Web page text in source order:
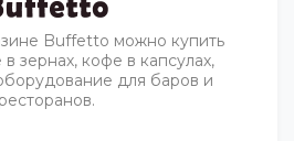
Buffetto можно купить
зернах, кофе в капсулах,
для баров и
ресторанов.